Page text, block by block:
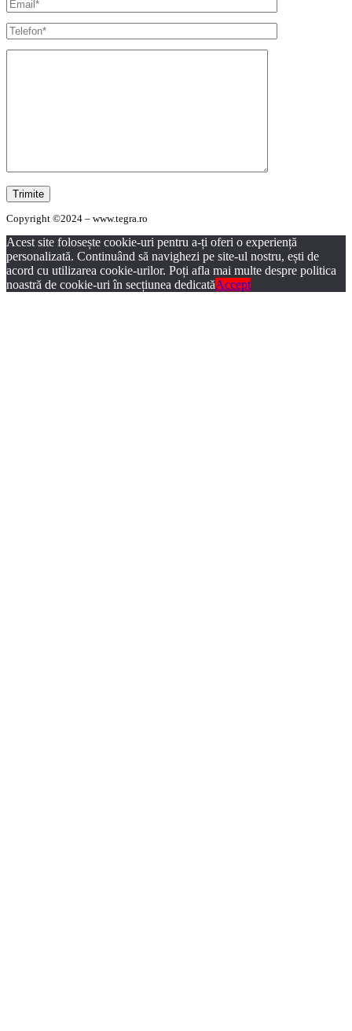
Copyright ©2024 – www.tegra.ro
Acest site folosește cookie-uri pentru a-ți oferi o experiență
personalizată. Continuând să navighezi pe site-ul nostru, ești de
acord cu utilizarea cookie-urilor. Poți afla mai multe despre politica
noastră de cookie-uri în secțiunea dedicatăAccept